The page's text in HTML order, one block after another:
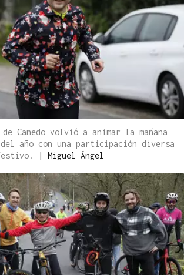
Canedo volvió a animar la mañana
año con una participación diversa
| Miguel Ángel